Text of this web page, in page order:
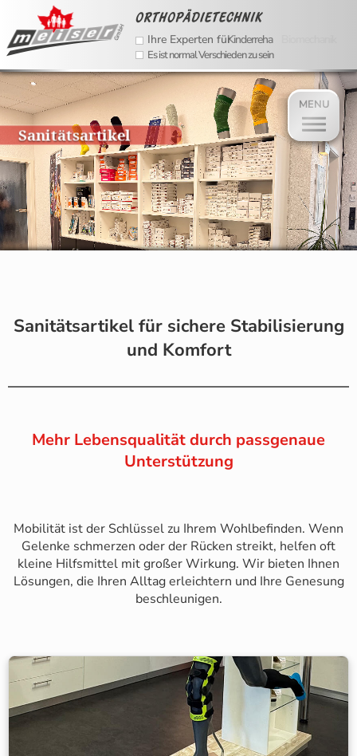
GmbH Ihre Experten fürKinderreha
Es ist normal Verschieden zu sein
MENU
Im folgenden Bereich befindet sich ein Intro, in dem sich
Sanitätsartikel
Sanitätsartikel für sichere Stabilisierung
und Komfort
Mehr Lebensqualität durch passgenaue
Unterstützung
Mobilität ist der Schlüssel zu Ihrem Wohlbefinden. Wenn
Gelenke schmerzen oder der Rücken streikt, helfen oft
kleine Hilfsmittel mit großer Wirkung. Wir bieten Ihnen
Lösungen, die Ihren Alltag erleichtern und Ihre Genesung
beschleunigen.